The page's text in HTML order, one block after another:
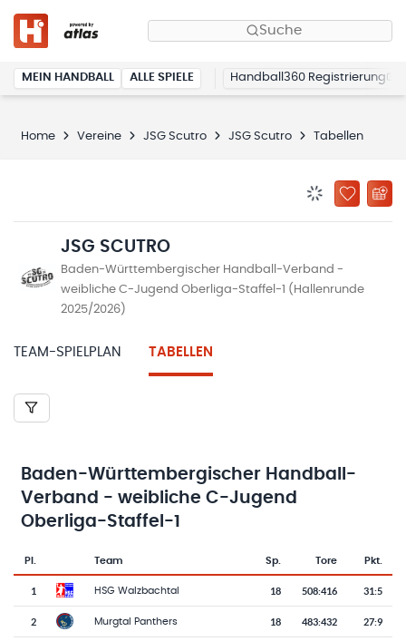
Suche
MEIN HANDBALL ALLE SPIELE Handball360 Registrierung
Home Vereine JSG Scutro JSG Scutro Tabellen
ZU
JSG SCUTRO
Baden-Württembergischer Handball-Verband -
weibliche C-Jugend Oberliga-Staffel-1 (Hallenrunde
2025/2026)
TEAM-SPIELPLAN TABELLEN
Baden-Württembergischer Handball-
Verband - weibliche C-Jugend
Oberliga-Staffel-1
Tabelle mit Vereinsplatzierungen, Spielen, Toren und Punkten
Pl.
Team-Logo
Team Sp. Tore Pkt.
1 HSG Walzbachtal 18 508:416 31:5
2 Murgtal Panthers 18 483:432 27:9